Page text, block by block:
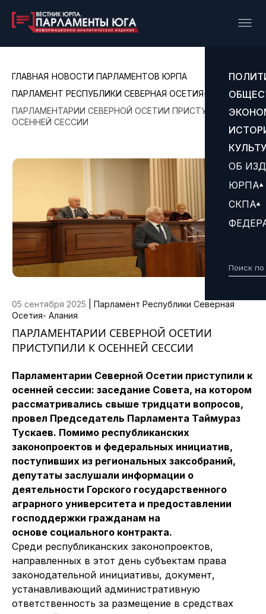
ОБ
ЮРПА
СКПА
ГЛАВНАЯ НОВОСТИ ПАРЛАМЕНТОВ ЮРПА
ПАРЛАМЕНТ РЕСПУБЛИКИ СЕВЕРНАЯ ОСЕТИЯ- АЛАНИЯ
ПАРЛАМЕНТАРИИ СЕВЕРНОЙ ОСЕТИИ ПРИСТУПИЛИ К
ОСЕННЕЙ СЕССИИ
05 сентября 2025
Парламент Республики Северная
Осетия- Алания
ПАРЛАМЕНТАРИИ СЕВЕРНОЙ ОСЕТИИ
ПРИСТУПИЛИ К ОСЕННЕЙ СЕССИИ
Парламентарии Северной Осетии приступили к
осенней сессии: заседание Совета, на котором
рассматривались свыше тридцати вопросов,
провел Председатель Парламента Таймураз
Тускаев. Помимо республиканских
законопроектов и федеральных инициатив,
поступивших из региональных заксобраний,
депутаты заслушали информации о
деятельности Горского государственного
аграрного университета и предоставлении
господдержки гражданам на
основе социального контракта.
Среди республиканских законопроектов,
направленных в этот день субъектам права
законодательной инициативы, документ,
устанавливающий административную
ответственность за размещение в средствах